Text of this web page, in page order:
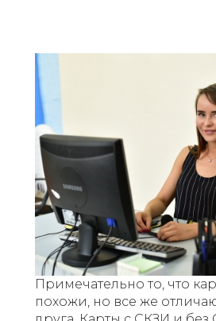
Примечательно то, что
похожи, но все же